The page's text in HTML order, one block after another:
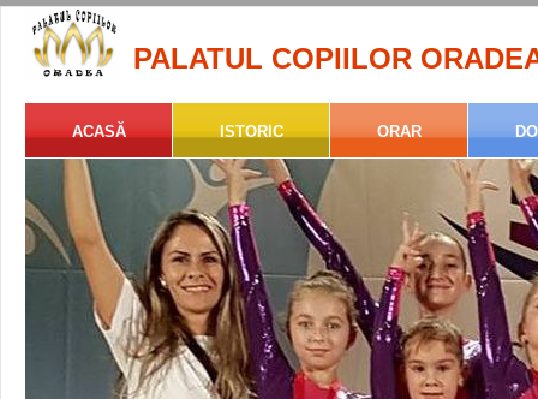
PALATUL COPIILOR
ACASĂ ISTORIC ORAR